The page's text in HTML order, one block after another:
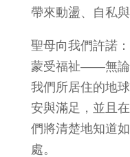
帶來動盪、自私
聖母向我們許諾
蒙受福祉——無論
我們所居住的地
安與滿足，並且
們將清楚地知道
處。